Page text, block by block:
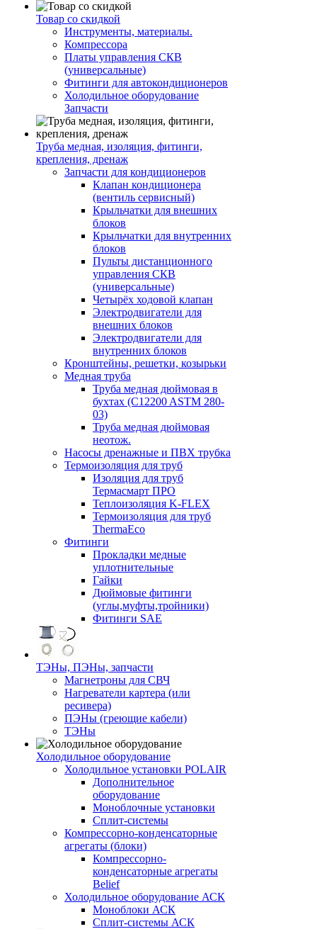
Товар со скидкой
Инструменты, материалы.
Компрессора
Платы управления СКВ
(универсальные)
Фитинги для автокондиционеров
Холодильное оборудование
Запчасти
Труба медная, изоляция, фитинги,
крепления, дренаж
Запчасти для кондиционеров
Клапан кондиционера
(вентиль сервисный)
Крыльчатки для внешних
блоков
Крыльчатки для внутренних
блоков
Пульты дистанционного
управления СКВ
(универсальные)
Четырёх ходовой клапан
Электродвигатели для
внешних блоков
Электродвигатели для
внутренних блоков
Кронштейны, решетки, козырьки
Медная труба
Труба медная дюймовая в
бухтах (C12200 ASTM 280-
03)
Труба медная дюймовая
неотож.
Насосы дренажные и ПВХ трубка
Термоизоляция для труб
Изоляция для труб
Термасмарт ПРО
Теплоизоляция K-FLEX
Термоизоляция для труб
ThermaEco
Фитинги
Прокладки медные
уплотнительные
Гайки
Дюймовые фитинги
(углы,муфты,тройники)
Фитинги SAE
ТЭНы, ПЭНы, запчасти
Магнетроны для СВЧ
Нагреватели картера (или
ресивера)
ПЭНы (греющие кабели)
ТЭНы
Холодильное оборудование
Холодильное установки POLAIR
Дополнительное
оборудование
Моноблочные установки
Сплит-системы
Компрессорно-конденсаторные
агрегаты (блоки)
Компрессорно-
конденсаторные агрегаты
Belief
Холодильное оборудование АСК
Моноблоки АСК
Сплит-системы АСК